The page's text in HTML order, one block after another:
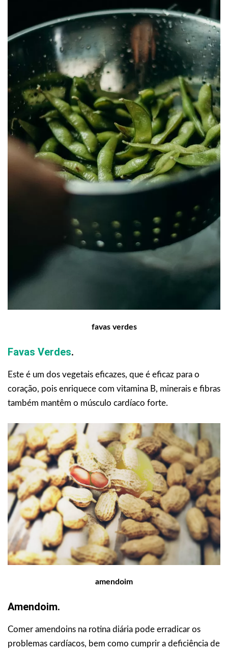
favas verdes
Favas Verdes.
Este é um dos vegetais eficazes, que é eficaz para o
coração, pois enriquece com vitamina B, minerais e fibras
também mantêm o músculo cardíaco forte.
amendoim
Amendoim.
Comer amendoins na rotina diária pode erradicar os
problemas cardíacos, bem como cumprir a deficiência de